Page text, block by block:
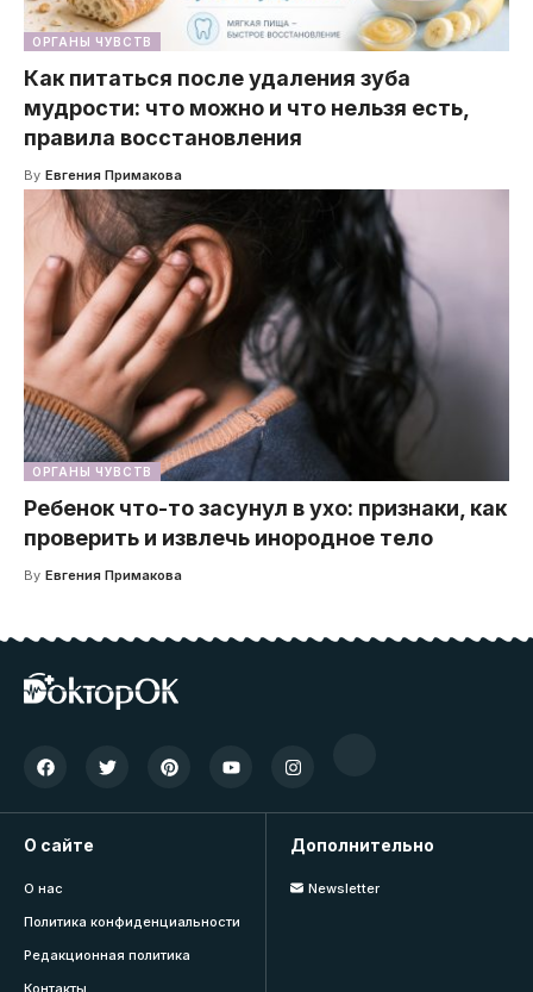
ОРГАНЫ ЧУВСТВ
Как питаться после удаления зуба
мудрости: что можно и что нельзя есть,
правила восстановления
By Евгения Примакова
ОРГАНЫ ЧУВСТВ
Ребенок что-то засунул в ухо: признаки, как
проверить и извлечь инородное тело
By Евгения Примакова
О сайте
О нас
Политика конфиденциальности
Редакционная политика
Дополнительно
Newsletter